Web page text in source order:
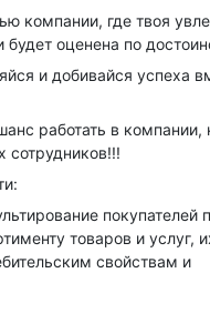
компании, где твоя
оценена по
и добивайся успеха
работать в компании,
сотрудников!!!
покупателей
товаров и услуг,
свойствам и